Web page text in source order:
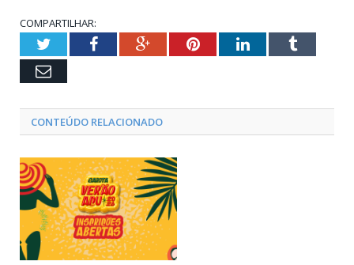
COMPARTILHAR:
TwitterFacebookGoogle+PinterestLinkedInTumblr
Email
CONTEÚDO RELACIONADO